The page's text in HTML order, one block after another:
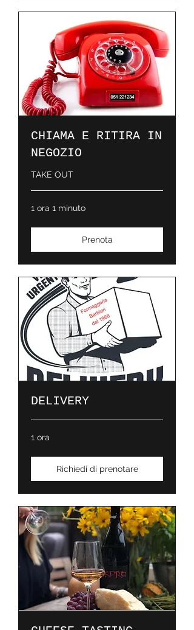
CHIAMA E RITIRA IN
NEGOZIO
TAKE OUT
1 ora 1 minuto
Prenota
DELIVERY
1 ora
Richiedi di prenotare